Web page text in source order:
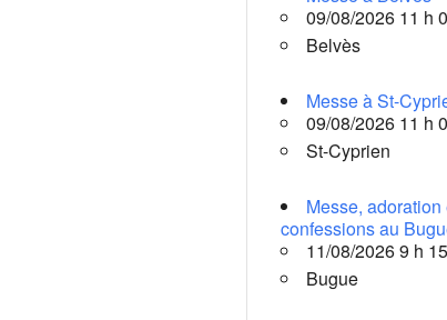
09/08/2026 11 h
Belvès
Messe à St-
09/08/2026 11 h
St-Cyprien
Messe, adoration
confessions au
11/08/2026 9 h 15
Bugue